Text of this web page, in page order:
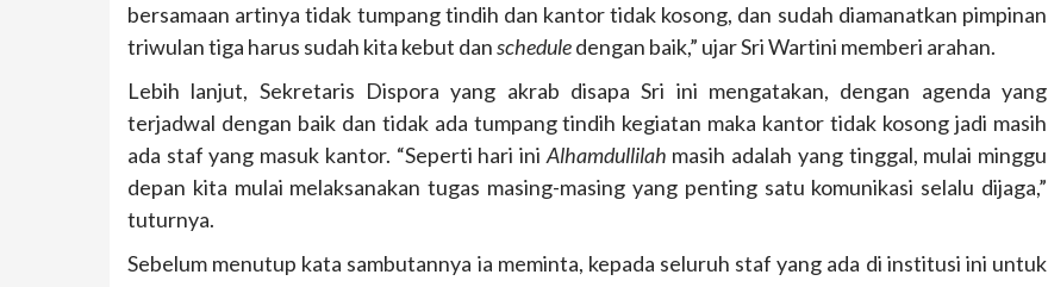
bersamaan artinya tidak tumpang tindih dan kantor tidak kosong, dan sudah diamanatkan pimpinan
triwulan tiga harus sudah kita kebut danscheduledengan baik,” ujar Sri Wartini memberi arahan.
Lebih lanjut, Sekretaris Dispora yang akrab disapa Sri ini mengatakan, dengan agenda yang
terjadwal dengan baik dan tidak ada tumpang tindih kegiatan maka kantor tidak kosong jadi masih
ada staf yang masuk kantor. “Seperti hari ini Alhamdullilah masih adalah yang tinggal, mulai minggu
depan kita mulai melaksanakan tugas masing-masing yang penting satu komunikasi selalu dijaga,”
tuturnya.
Sebelum menutup kata sambutannya ia meminta, kepada seluruh staf yang ada di institusi ini untuk